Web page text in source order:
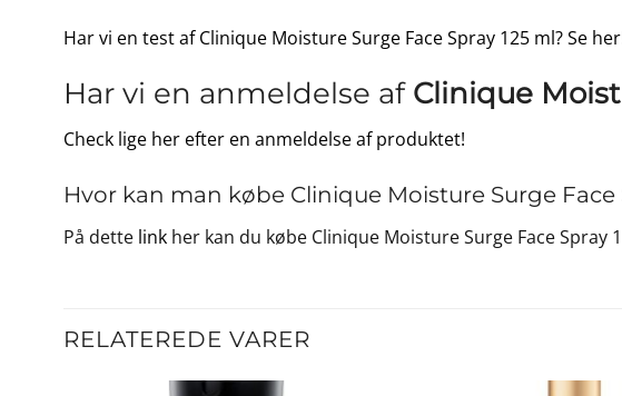
Har vi en test af Clinique Moisture Surge Face Spray 125 ml? Se
Har vi en anmeldelse af Clinique
Check lige her efter en anmeldelse af produktet!
Hvor kan man købe Clinique Moisture Surge Face
På dette link her kan du købe Clinique Moisture Surge Face Spray
RELATEREDE VARER